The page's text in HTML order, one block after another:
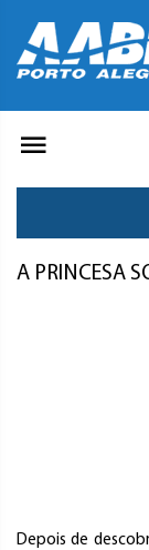
A PRINCESA
Depois de